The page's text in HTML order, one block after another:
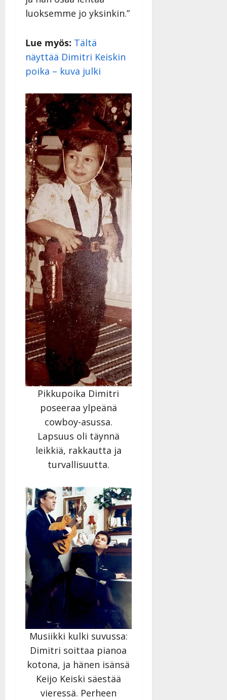
luoksemme jo yksinkin.”
Lue myös: Tältä
näyttää Dimitri Keiskin
poika – kuva julki
Pikkupoika Dimitri
poseeraa ylpeänä
cowboy-asussa.
Lapsuus oli täynnä
leikkiä, rakkautta ja
turvallisuutta.
Musiikki kulki suvussa:
Dimitri soittaa pianoa
kotona, ja hänen isänsä
Keijo Keiski säestää
vieressä. Perheen